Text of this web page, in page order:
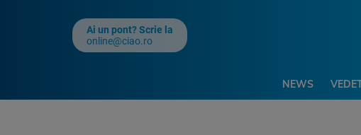
Ai un pont? Scrie la
online@ciao.ro
NEWS